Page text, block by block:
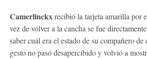
Camerlinckxrecibió la tarjeta amarilla por
vez de volver a la cancha se fue
saber cuál era el estado de su compañero
gesto no pasó desapercibido y volvió a